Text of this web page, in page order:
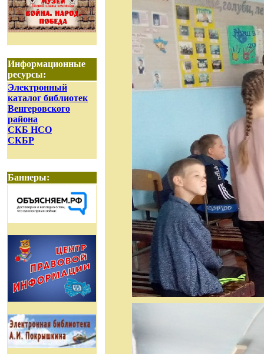
Информационные
ресурсы:
Электронный
каталог библиотек
Венгеровского
района
СКБ НСО
СКБР
Баннеры: